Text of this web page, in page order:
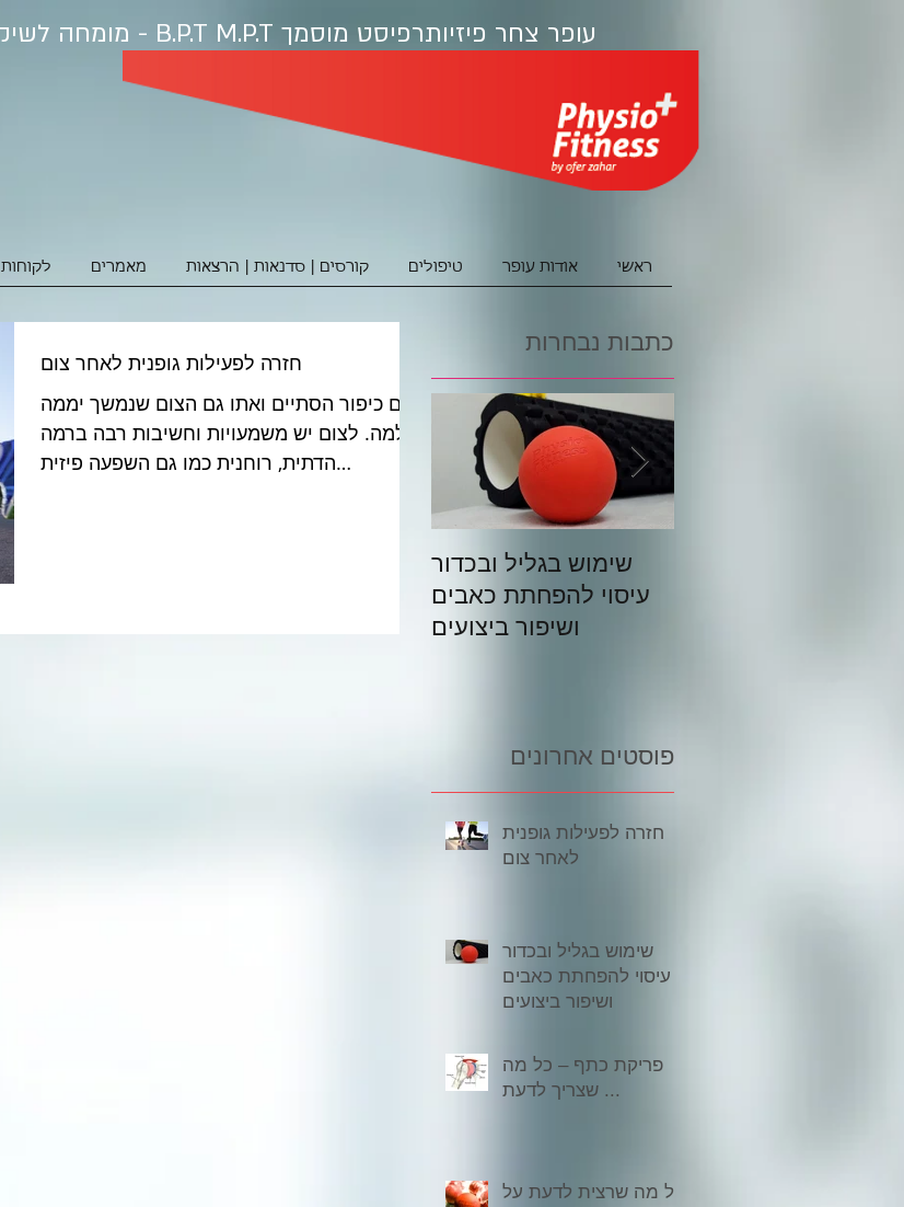
עופר צחר פיזיותרפיסט מוסמך B.P.T M.P.T - מומחה לשיקום אורתופדי ופציעות ספורט
לקוחות מאמרים קורסים | סדנאות | הרצאות טיפולים אודות עופר ראשי
חזרה לפעילות גופנית לאחר צום
יום כיפור הסתיים ואתו גם הצום שנמשך יממה
שלמה. לצום יש משמעויות וחשיבות רבה ברמה
הדתית, רוחנית כמו גם השפעה פיזית
כתבות נבחרות
שימוש בגליל ובכדור
עיסוי להפחתת כאבים
ושיפור ביצועים
פוסטים אחרונים
חזרה לפעילות גופנית
לאחר צום
שימוש בגליל ובכדור
עיסוי להפחתת כאבים
ושיפור ביצועים
פריקת כתף – כל מה
שצריך לדעת ...
כל מה שרצית לדעת על